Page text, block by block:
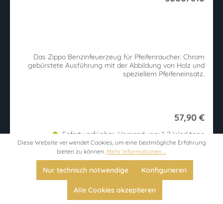
Das Zippo Benzinfeuerzeug für Pfeifenraucher. Chrom
gebürstete Ausführung mit der Abbildung von Holz und
speziellem Pfeifeneinsatz.
57,90 €
Sofort verfügbar, Versandweg: 1-2 Werktage
Diese Website verwendet Cookies, um eine bestmögliche Erfahrung
bieten zu können. Mehr Informationen ...
Nur technisch notwendige Konfigurieren
Alle Cookies akzeptieren